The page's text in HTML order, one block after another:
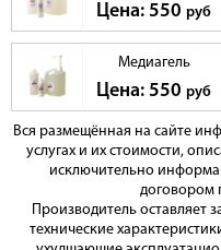
Цена: 550 руб
Медиагель
Цена: 550 руб
Вся размещённая на сайте
услугах и их стоимости,
исключительно
договором
Производитель оставляет
технические